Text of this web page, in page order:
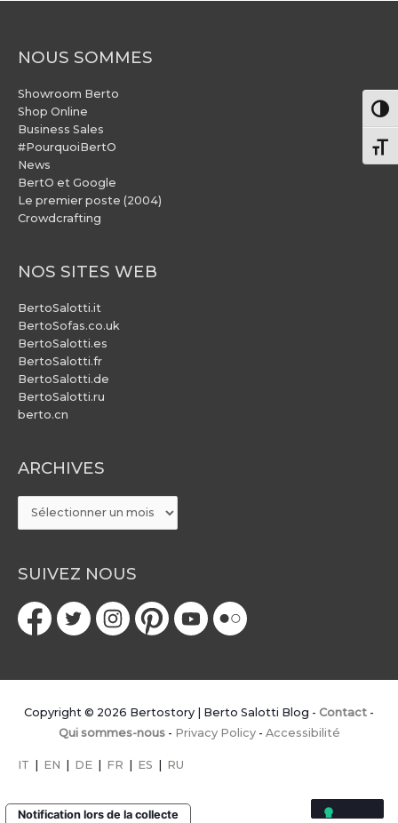
NOUS SOMMES
Showroom Berto
Shop Online
Business Sales
#PourquoiBertO
News
BertO et Google
Le premier poste (2004)
Crowdcrafting
NOS SITES WEB
BertoSalotti.it
BertoSofas.co.uk
BertoSalotti.es
BertoSalotti.fr
BertoSalotti.de
BertoSalotti.ru
berto.cn
ARCHIVES
ARCHIVES
SUIVEZ NOUS
Copyright © 2026 Bertostory | Berto Salotti Blog - Contact -
Qui sommes-nous- Privacy Policy- Accessibilité
IT EN DE FR ES RU
Notification lors de la collecte